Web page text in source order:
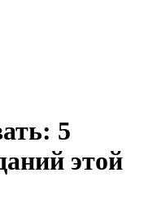
5
этой